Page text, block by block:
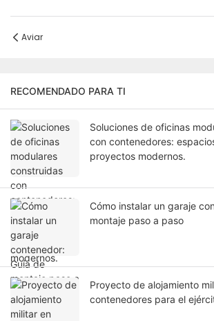
Aviar
RECOMENDADO PARA TI
Soluciones de oficinas
con contenedores:
proyectos modernos.
Cómo instalar un garaje
montaje paso a paso
Proyecto de alojamiento
contenedores para el